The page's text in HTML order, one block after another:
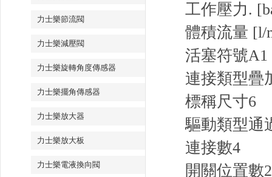
力士樂節流閥
力士樂減壓閥
力士樂旋轉角度傳感器
力士樂擺角傳感器
力士樂放大器
力士樂放大板
力士樂電液換向閥
工作壓力.
體積流量 [l/
活塞符號
連接類型疊
標稱尺寸6
驅動類型通
連接數4
開關位置數2